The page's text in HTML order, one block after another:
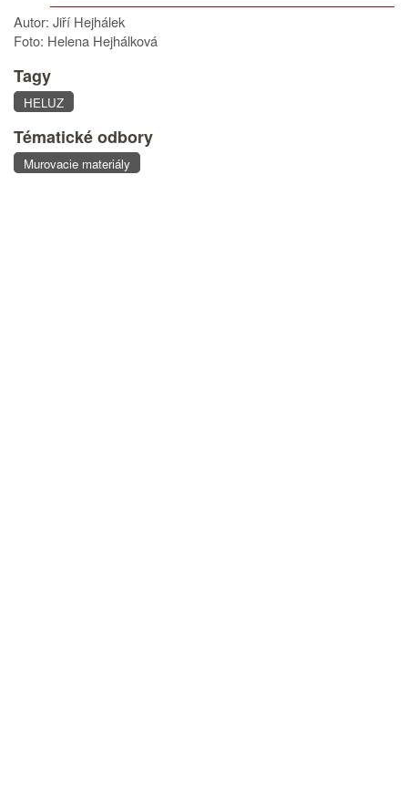
Autor: Jiří Hejhálek
Foto: Helena Hejhálková
Tagy
HELUZ
Tématické odbory
Murovacie materiály